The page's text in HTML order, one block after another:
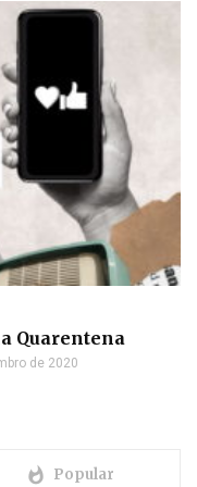
Quarentena
de 2020
whatshot Popular